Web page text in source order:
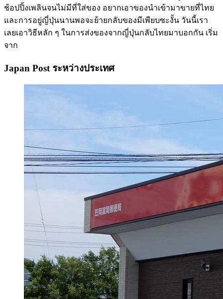
ช้อปปิ้งเพลินจนไม่มีที่ใส่ของ อยากเอาของนำเข้ามาขายที่ไทย
และการอยู่ญี่ปุ่นนานพอจะย้ายกลับของมีเพียบซะงั้น วันนี้เรา
เลยเอาวิธีหลัก ๆ ในการส่งของจากญี่ปุ่นกลับไทยมาบอกกัน เริ่ม
จาก
Japan Post ระหว่างประเทศ